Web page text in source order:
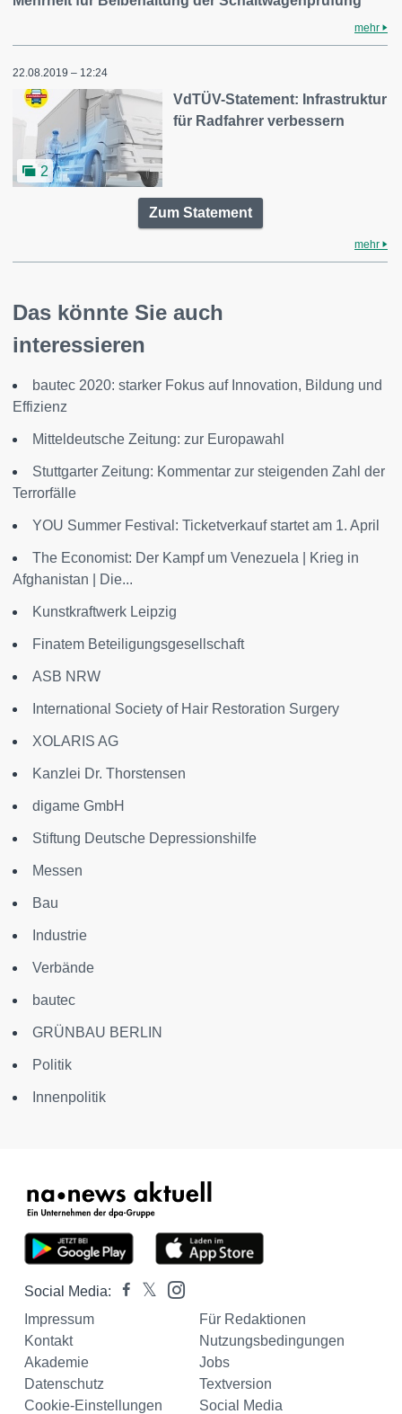
mehr
22.08.2019 – 12:24
2
VdTÜV-Statement: Infrastruktur
für Radfahrer verbessern
Zum Statement
mehr
Das könnte Sie auch
interessieren
bautec 2020: starker Fokus auf Innovation, Bildung und
Effizienz
Mitteldeutsche Zeitung: zur Europawahl
Stuttgarter Zeitung: Kommentar zur steigenden Zahl der
Terrorfälle
YOU Summer Festival: Ticketverkauf startet am 1. April
The Economist: Der Kampf um Venezuela | Krieg in
Afghanistan | Die...
Kunstkraftwerk Leipzig
Finatem Beteiligungsgesellschaft
ASB NRW
International Society of Hair Restoration Surgery
XOLARIS AG
Kanzlei Dr. Thorstensen
digame GmbH
Stiftung Deutsche Depressionshilfe
Messen
Bau
Industrie
Verbände
bautec
GRÜNBAU BERLIN
Politik
Innenpolitik
Social Media:
Impressum
Für Redaktionen
Kontakt
Nutzungsbedingungen
Akademie
Jobs
Datenschutz
Textversion
Cookie-Einstellungen
Social Media